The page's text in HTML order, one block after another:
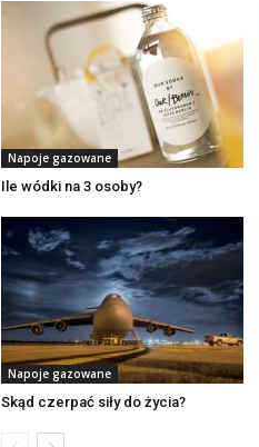
Napoje gazowane
Ile wódki na 3 osoby?
Napoje gazowane
Skąd czerpać siły do życia?